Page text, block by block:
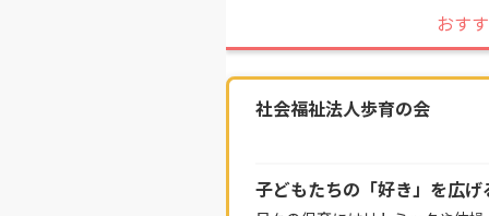
おす
社会福祉法人歩育の会
子どもたちの「好き」を広